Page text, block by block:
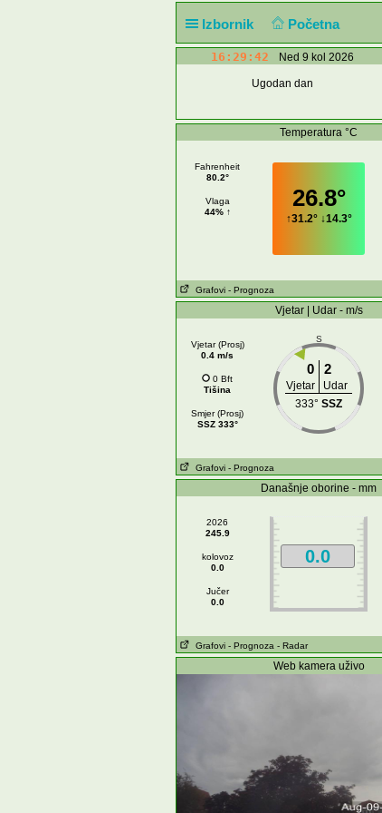
Izbornik Početna
16:29:42 Ned 9 kol 2026
Ugodan dan
Temperatura °C
Fahrenheit
80.2°
Vlaga
44% ↑
26.8°
↑31.2°↓14.3°
Grafovi - Prognoza
Vjetar | Udar - m/s
Vjetar (Prosj)
0.4 m/s
0 Bft
Tišina
Smjer (Prosj)
SSZ 333°
S
0 2
Vjetar
Udar
333° SSZ
Grafovi - Prognoza
Današnje oborine - mm
2026
245.9
kolovoz
0.0
Jučer
0.0
0.0
Grafovi - Prognoza - Radar
Web kamera uživo